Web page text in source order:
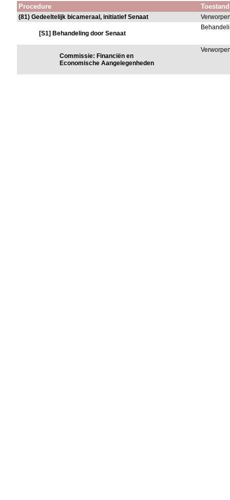
Procedure Toestand
(81) Gedeeltelijk bicameraal, initiatief Senaat
[S1] Behandeling door Senaat
Commissie: Financiën en
Economische Aangelegenheden